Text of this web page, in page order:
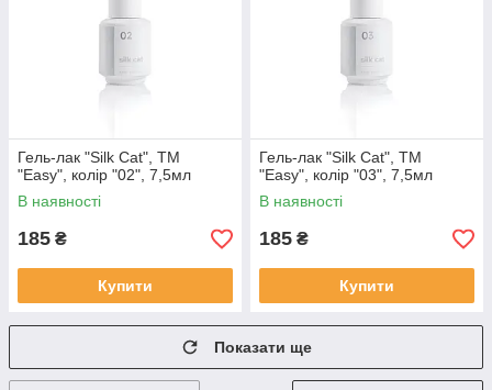
Гель-лак "Silk Cat", ТМ
"Easy", колір "02", 7,5мл
В наявності
185 ₴
Купити
Гель-лак "Silk Cat", ТМ
"Easy", колір "03", 7,5мл
В наявності
185 ₴
Купити
Показати ще